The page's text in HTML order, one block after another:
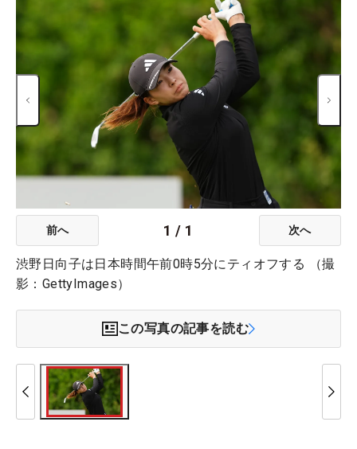
前へ 1 / 1 次へ
渋野日向子は日本時間午前0時5分にティオフする （撮
影：GettyImages）
この写真の記事を読む